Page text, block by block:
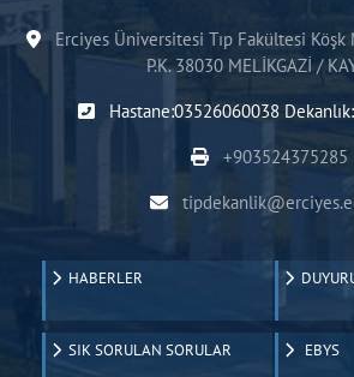
Erciyes Üniversitesi Tıp Fakültesi Köşk
P.K. 38030 MELİKGAZİ /
Hastane:03526060038
+903524375285
HABERLER
SIK SORULAN SORULAR EBYS